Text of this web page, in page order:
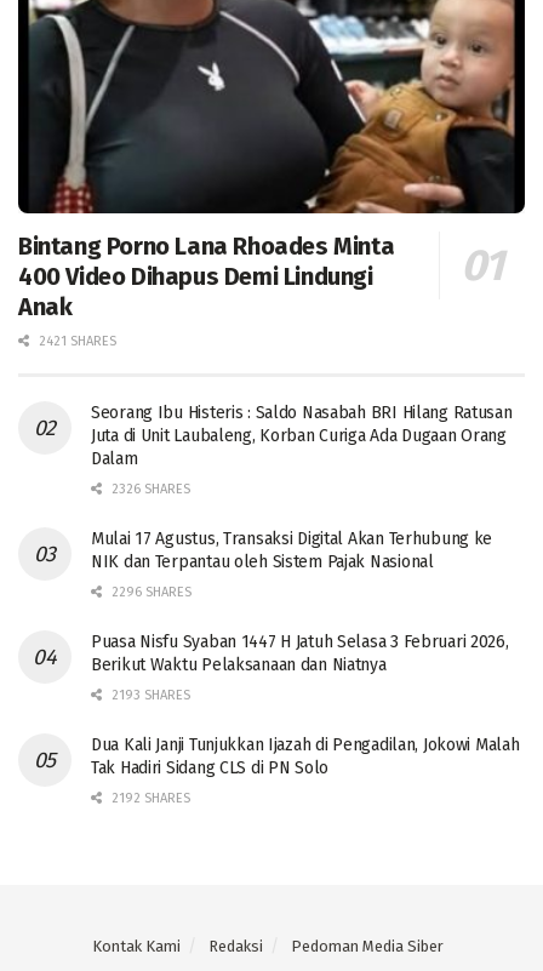
Bintang Porno Lana Rhoades Minta
400 Video Dihapus Demi Lindungi
Anak
2421 SHARES
Seorang Ibu Histeris : Saldo Nasabah BRI Hilang Ratusan
Juta di Unit Laubaleng, Korban Curiga Ada Dugaan Orang
Dalam
2326 SHARES
Mulai 17 Agustus, Transaksi Digital Akan Terhubung ke
NIK dan Terpantau oleh Sistem Pajak Nasional
2296 SHARES
Puasa Nisfu Syaban 1447 H Jatuh Selasa 3 Februari 2026,
Berikut Waktu Pelaksanaan dan Niatnya
2193 SHARES
Dua Kali Janji Tunjukkan Ijazah di Pengadilan, Jokowi Malah
Tak Hadiri Sidang CLS di PN Solo
2192 SHARES
Kontak Kami Redaksi Pedoman Media Siber